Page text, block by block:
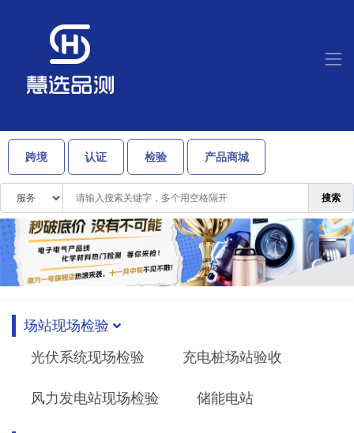
跨境 认证 检验 产品商城
搜索
场站现场检验
光伏系统现场检验
充电桩场站验收
风力发电站现场检验 储能电站